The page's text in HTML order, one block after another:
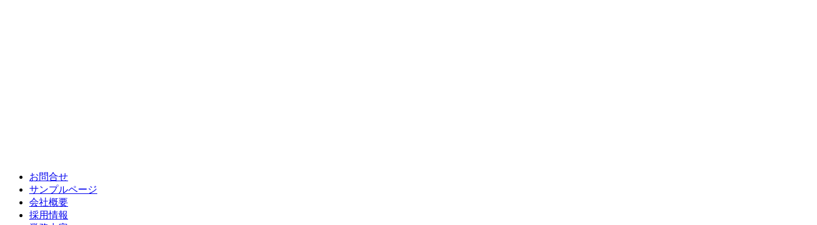
お問合せ
サンプルページ
会社概要
採用情報